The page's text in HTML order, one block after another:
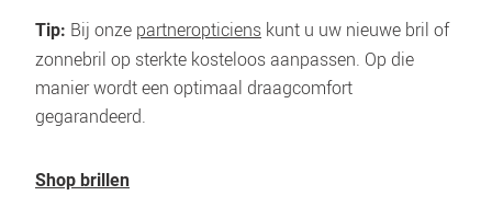
Tip: Bij onze partneropticiens kunt u uw nieuwe bril of
zonnebril op sterkte kosteloos aanpassen. Op die
manier wordt een optimaal draagcomfort
gegarandeerd.
Shop brillen